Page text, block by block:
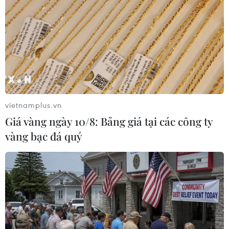
TIN LIÊN QUAN
vietnamplus.vn
Giá vàng ngày 10/8: Bảng giá tại các công ty
vàng bạc đá quý